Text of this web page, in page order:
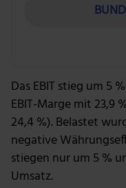
Das EBIT stieg um 5
EBIT-Marge mit 23,9
24,4 %). Belastet
negative
stiegen nur um 5 %
Umsatz.